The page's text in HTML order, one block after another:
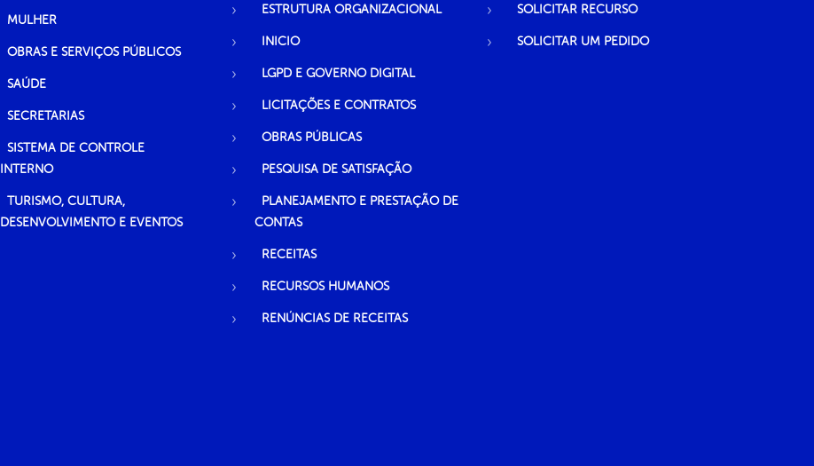
MULHER
OBRAS E SERVIÇOS PÚBLICOS
SAÚDE
SECRETARIAS
SISTEMA DE CONTROLE
INTERNO
TURISMO, CULTURA,
DESENVOLVIMENTO E EVENTOS
ESTRUTURA ORGANIZACIONAL
INICIO
LGPD E GOVERNO DIGITAL
LICITAÇÕES E CONTRATOS
OBRAS PÚBLICAS
PESQUISA DE SATISFAÇÃO
PLANEJAMENTO E PRESTAÇÃO DE
CONTAS
RECEITAS
RECURSOS HUMANOS
RENÚNCIAS DE RECEITAS
SOLICITAR RECURSO
SOLICITAR UM PEDIDO